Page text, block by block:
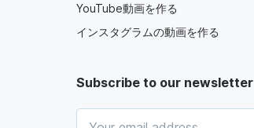
YouTube動画を作る
インスタグラムの動画を作る
Subscribe to our newsletter